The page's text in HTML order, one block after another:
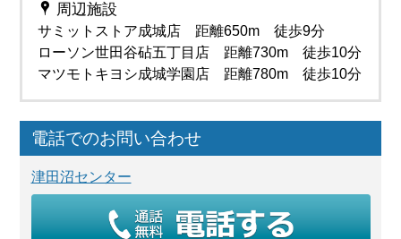
周辺施設
サミットストア成城店 距離650m 徒歩9分
ローソン世田谷砧五丁目店 距離730m 徒歩10分
マツモトキヨシ成城学園店 距離780m 徒歩10分
電話でのお問い合わせ
津田沼センター